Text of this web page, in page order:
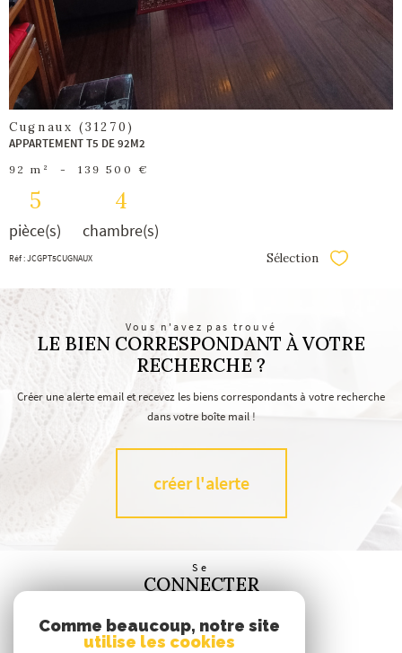
Cugnaux (31270)
APPARTEMENT T5 DE 92M2
92 m² - 139 500 €
5
pièce(s)
4
chambre(s)
Réf : JCGPT5CUGNAUX Sélection Sélectionner
Vous n'avez pas trouvé
LE BIEN CORRESPONDANT À VOTRE
RECHERCHE ?
Créer une alerte email et recevez les biens correspondants à votre recherche
dans votre boîte mail !
créer l'alerte
Se
CONNECTER
espace propriétaire
Comme beaucoup, notre site
utilise les cookies